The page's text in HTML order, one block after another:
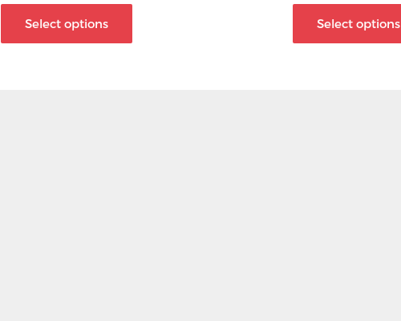
Select options Select options